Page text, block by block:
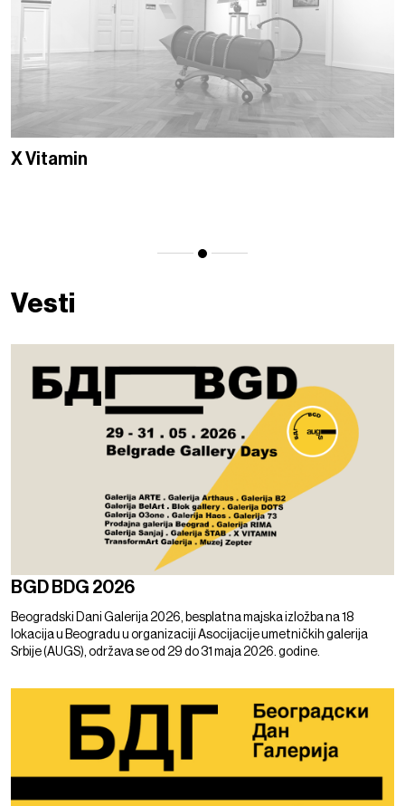
X Vitamin
Vesti
BGD BDG 2026
Beogradski Dani Galerija 2026, besplatna majska izložba na 18
lokacija u Beogradu u organizaciji Asocijacije umetničkih galerija
Srbije (AUGS), održava se od 29 do 31 maja 2026. godine.